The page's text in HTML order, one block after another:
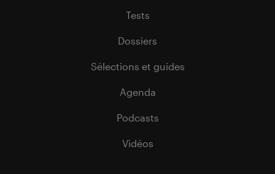
Tests
Dossiers
Sélections et guides
Agenda
Podcasts
Vidéos